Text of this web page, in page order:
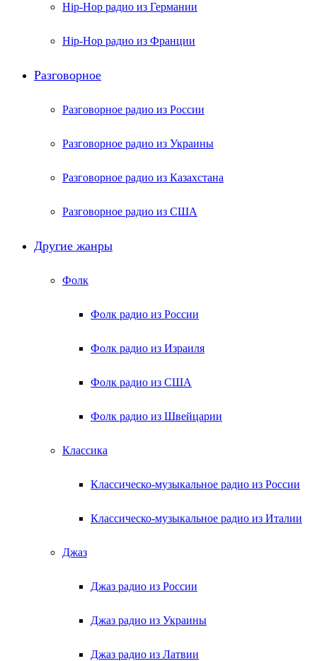
Hip-Hop радио из Германии
Hip-Hop радио из Франции
Разговорное
Разговорное радио из России
Разговорное радио из Украины
Разговорное радио из Казахстана
Разговорное радио из США
Другие жанры
Фолк
Фолк радио из России
Фолк радио из Израиля
Фолк радио из США
Фолк радио из Швейцарии
Классика
Классическо-музыкальное радио из России
Классическо-музыкальное радио из Италии
Джаз
Джаз радио из России
Джаз радио из Украины
Джаз радио из Латвии